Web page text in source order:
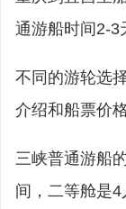
通游船时间2-3
不同的游轮选
介绍和船票价格
三峡普通游船
间，二等舱是